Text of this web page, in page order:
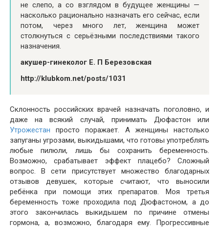
не слепо, а со взглядом в будущее женщины —
насколько рационально назначать его сейчас, если
потом, через много лет, женщина может
столкнуться с серьёзными последствиями такого
назначения.
акушер-гинеколог Е. П Березовская
http://klubkom.net/posts/1031
Склонность российских врачей назначать поголовно, и
даже на всякий случай, принимать Дюфастон или
Утрожестан просто поражает. А женщины настолько
запуганы угрозами, выкидышами, что готовы употреблять
любые пилюли, лишь бы сохранить беременность.
Возможно, срабатывает эффект плацебо? Сложный
вопрос. В сети присутствует множество благодарных
отзывов девушек, которые считают, что выносили
ребёнка при помощи этих препаратов. Моя третья
беременность тоже проходила под Дюфастоном, а до
этого закончилась выкидышем по причине отмены
гормона, а, возможно, благодаря ему. Прогрессивные